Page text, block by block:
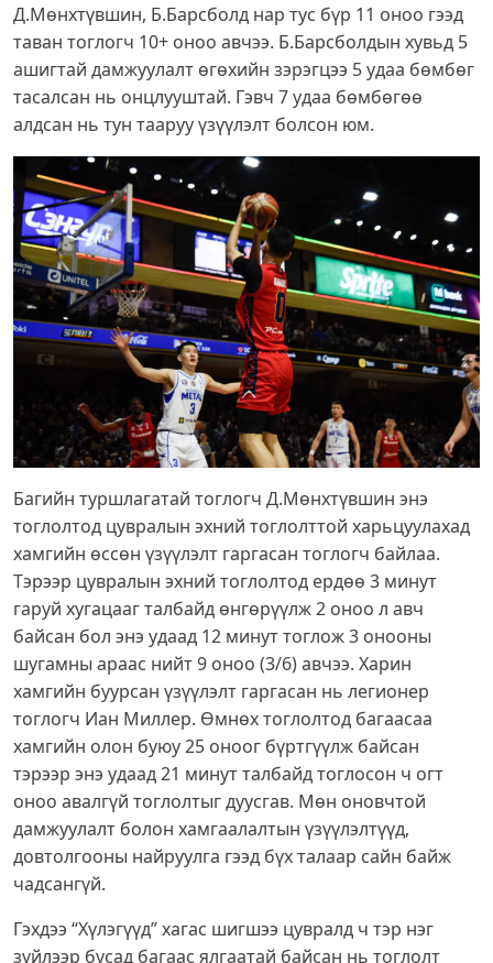
Д.Мөнхтүвшин, Б.Барсболд нар тус бүр 11 оноо гээд
таван тоглогч 10+ оноо авчээ. Б.Барсболдын хувьд 5
ашигтай дамжуулалт өгөхийн зэрэгцээ 5 удаа бөмбөг
тасалсан нь онцлууштай. Гэвч 7 удаа бөмбөгөө
алдсан нь тун тааруу үзүүлэлт болсон юм.
Багийн туршлагатай тоглогч Д.Мөнхтүвшин энэ
тоглолтод цувралын эхний тоглолттой харьцуулахад
хамгийн өссөн үзүүлэлт гаргасан тоглогч байлаа.
Тэрээр цувралын эхний тоглолтод ердөө 3 минут
гаруй хугацааг талбайд өнгөрүүлж 2 оноо л авч
байсан бол энэ удаад 12 минут тоглож 3 онооны
шугамны араас нийт 9 оноо (3/6) авчээ. Харин
хамгийн буурсан үзүүлэлт гаргасан нь легионер
тоглогч Иан Миллер. Өмнөх тоглолтод багаасаа
хамгийн олон буюу 25 оноог бүртгүүлж байсан
тэрээр энэ удаад 21 минут талбайд тоглосон ч огт
оноо авалгүй тоглолтыг дуусгав. Мөн оновчтой
дамжуулалт болон хамгаалалтын үзүүлэлтүүд,
довтолгооны найруулга гээд бүх талаар сайн байж
чадсангүй.
Гэхдээ “Хүлэгүүд” хагас шигшээ цувралд ч тэр нэг
зүйлээр бусад багаас ялгаатай байсан нь тоглолт